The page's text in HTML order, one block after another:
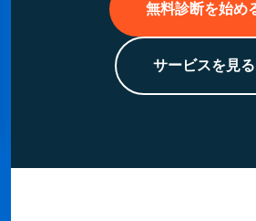
無料診断を始め
サービスを見る